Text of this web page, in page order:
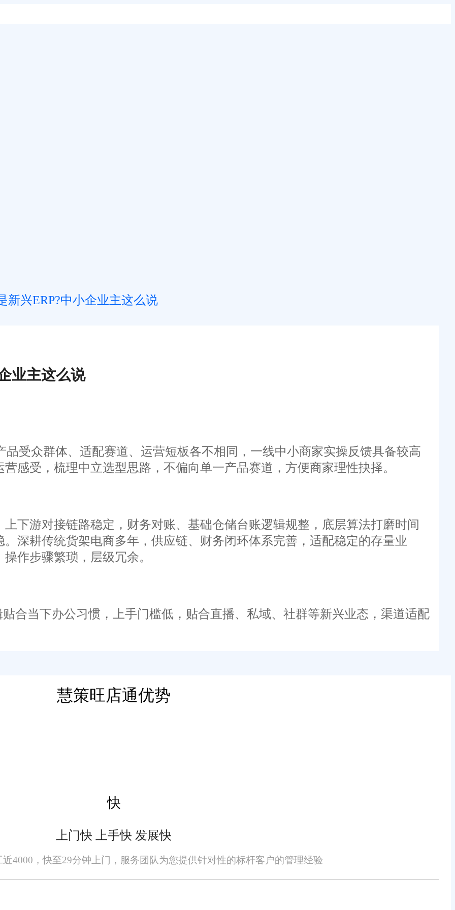
新兴ERP?中小企业主这么说
业主这么说
众群体、适配赛道、运营短板各不相同，一线中小商家实操反馈具备较高
感受，梳理中立选型思路，不偏向单一产品赛道，方便商家理性抉择。
游对接链路稳定，财务对账、基础仓储台账逻辑规整，底层算法打磨时间
深耕传统货架电商多年，供应链、财务闭环体系完善，适配稳定的存量业
作步骤繁琐，层级冗余。
当下办公习惯，上手门槛低，贴合直播、私域、社群等新兴业态，渠道适配
重财务对账、仓储运转稳定性、业态变动平缓的企业，可以偏向底蕴扎实
原出处所有。任何单位或个人认为本网站中的网页或链接内容可能存在不实内容或涉嫌侵犯知识产权时，请及时与我们联系，并提供身份证明、权属证明及
慧策旺店通优势
快
上门快 上手快 发展快
4000，快至29分钟上门，服务团队为您提供针对性的标杆客户的管理经验